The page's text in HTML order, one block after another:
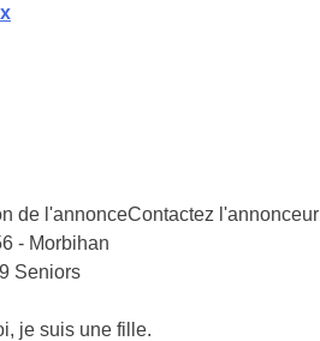
de l'annonceContactez l'annonceur
- Morbihan
Seniors
je suis une fille.